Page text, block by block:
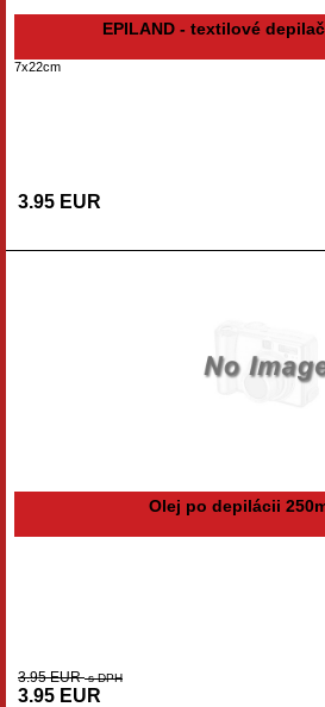
EPILAND - textilové
7x22cm
3.95 EUR
Olej po depilácii
3.95 EURs DPH
3.95 EUR